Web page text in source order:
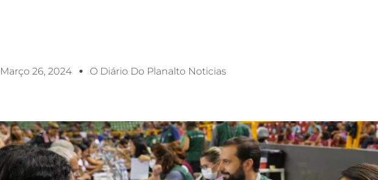
Março 26, 2024 O Diário Do Planalto Noticias